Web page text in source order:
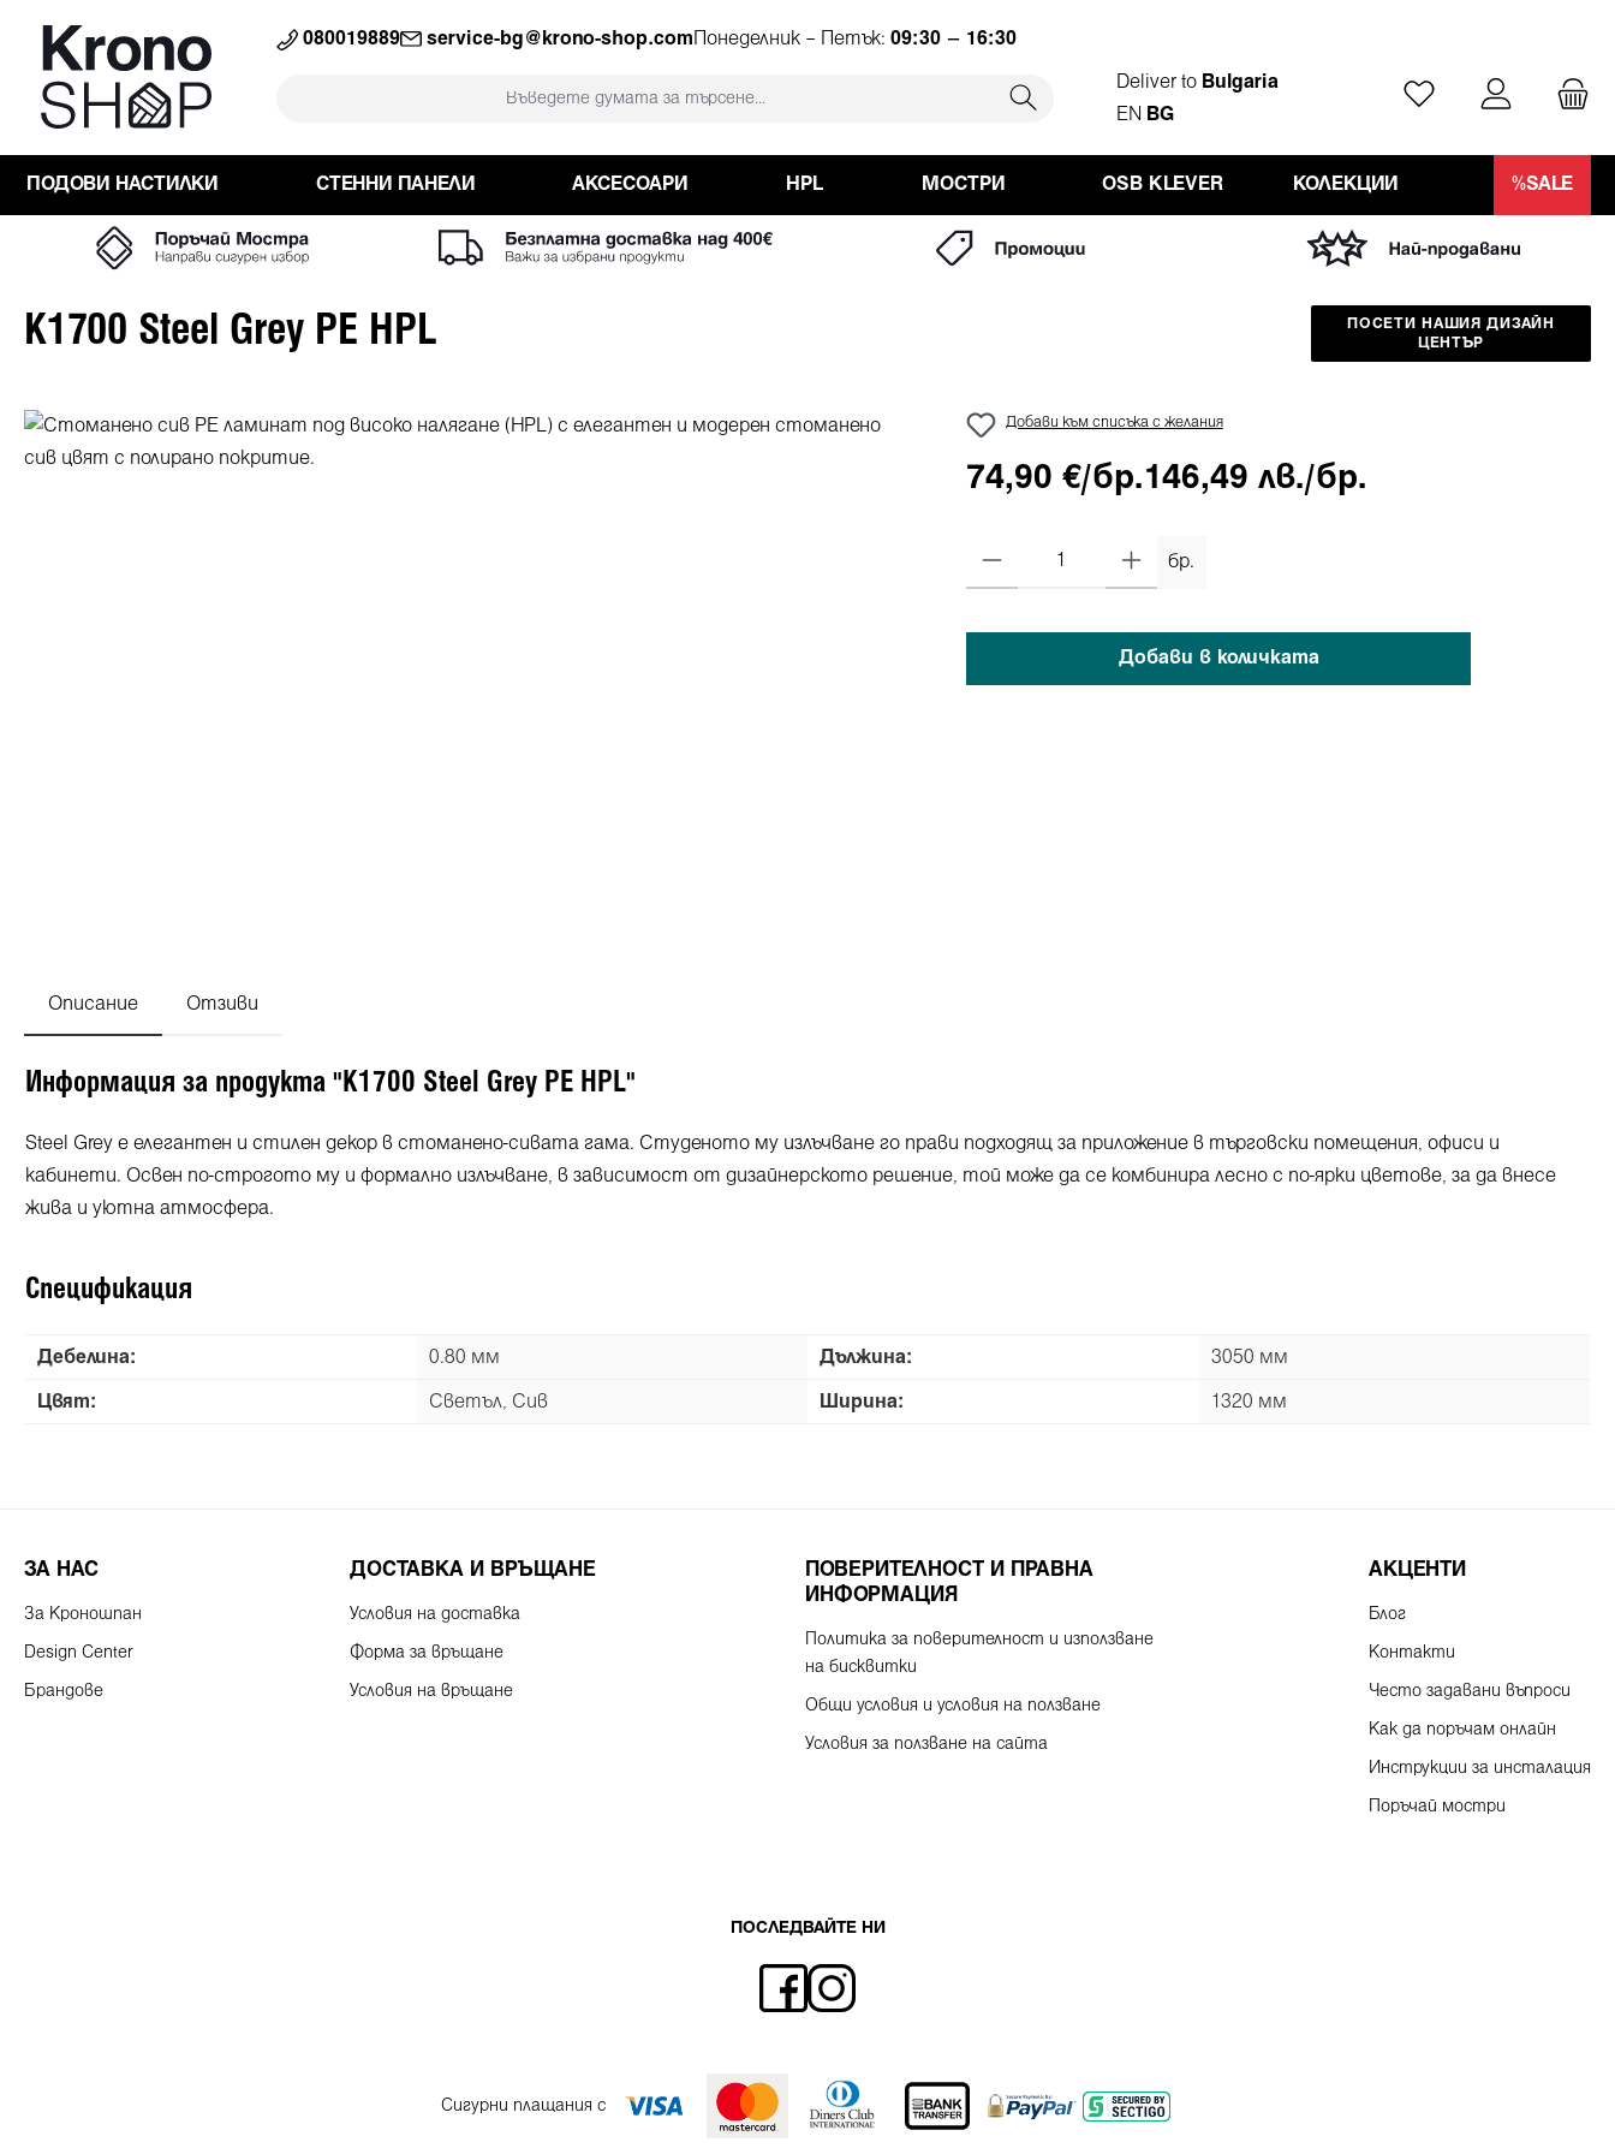
търсенето Преминете към основната навигация
080019889 service-bg@krono-shop.com Понеделник – Петък: 09:30 – 16:30
Deliver to Bulgaria
EN BG
Имате 0 артикули
ПОДОВИ НАСТИЛКИ СТЕННИ ПАНЕЛИ АКСЕСОАРИ HPL МОСТРИ OSB KLEVER КОЛЕКЦИИ %SALE
K1700 Steel Grey PE HPL
ПОСЕТИ НАШИЯ ДИЗАЙН
ЦЕНТЪР
Пропуснете галерия с изображения Добави към списъка с желания
74,90 €/бр.146,49 лв./бр.
бр.
Добави в количката
Описание Отзиви
Информация за продукта "K1700 Steel Grey PE HPL"
Steel Grey е елегантен и стилен декор в стоманено-сивата гама. Студеното му излъчване го прави подходящ за приложение в търговски помещения, офиси и
кабинети. Освен по-строгото му и формално излъчване, в зависимост от дизайнерското решение, той може да се комбинира лесно с по-ярки цветове, за да внесе
жива и уютна атмосфера.
Спецификация
Дебелина: 0.80 мм Дължина: 3050 мм
Цвят: Светъл, Сив Ширина: 1320 мм
ЗА НАС
За Кроношпан
Design Center
Брандове
ДОСТАВКА И ВРЪЩАНЕ
Условия на доставка
Форма за връщане
Условия на връщане
ПОВЕРИТЕЛНОСТ И ПРАВНА
ИНФОРМАЦИЯ
Политика за поверителност и използване
на бисквитки
Общи условия и условия на ползване
Условия за ползване на сайта
АКЦЕНТИ
Блог
Контакти
Често задавани въпроси
Как да поръчам онлайн
Инструкции за инсталация
Поръчай мостри
ПОСЛЕДВАЙТЕ НИ
Сигурни плащания с